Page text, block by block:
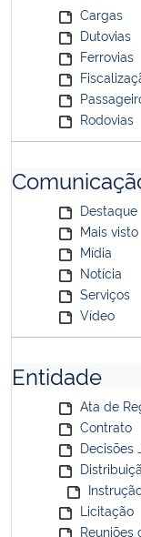
Cargas
Dutovias
Ferrovias
Rodovias
Destaque
Mais visto
Mídia
Notícia
Serviços
Vídeo
Entidade
Ata de
Contrato
Decisões
Licitação
Reuniões